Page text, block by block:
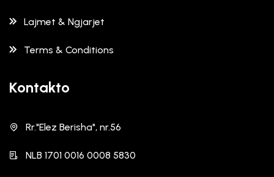
Lajmet & Ngjarjet
Terms & Conditions
Kontakto
Rr."Elez Berisha", nr.56
NLB 1701 0016 0008 5830